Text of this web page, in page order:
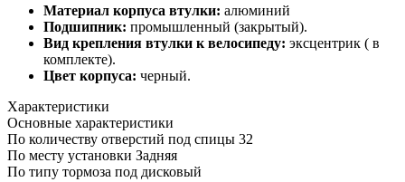
Материал корпуса втулки: алюминий
Подшипник: промышленный (закрытый).
Вид крепления втулки к велосипеду: эксцентрик ( в
комплекте).
Цвет корпуса: черный.
Характеристики
Основные характеристики
По количеству отверстий под спицы 32
По месту установки Задняя
По типу тормоза под дисковый